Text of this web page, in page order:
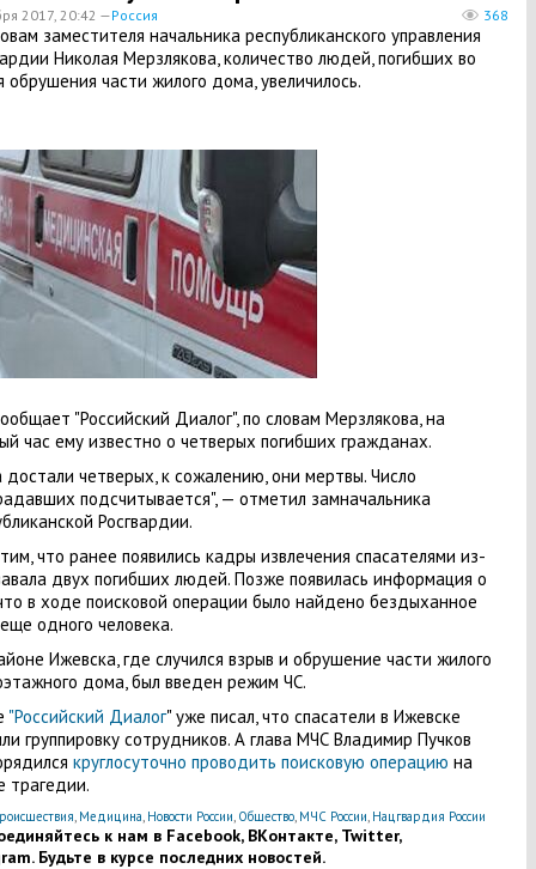
2017, 20:42 —Россия 368
заместителя начальника республиканского управления
Николая Мерзлякова, количество людей, погибших во
обрушения части жилого дома, увеличилось.
"Российский Диалог", по словам Мерзлякова, на
час ему известно о четверых погибших гражданах.
достали четверых, к сожалению, они мертвы. Число
подсчитывается", — отметил замначальника
Росгвардии.
что ранее появились кадры извлечения спасателями из-
двух погибших людей. Позже появилась информация о
в ходе поисковой операции было найдено бездыханное
одного человека.
Ижевска, где случился взрыв и обрушение части жилого
дома, был введен режим ЧС.
"Российский Диалог" уже писал, что спасатели в Ижевске
группировку сотрудников. А глава МЧС Владимир Пучков
круглосуточно проводить поисковую операцию на
трагедии.
, Медицина, Новости России, Общество, МЧС России, Нацгвардия России
к нам в Facebook, ВКонтакте, Twitter,
Будьте в курсе последних новостей.